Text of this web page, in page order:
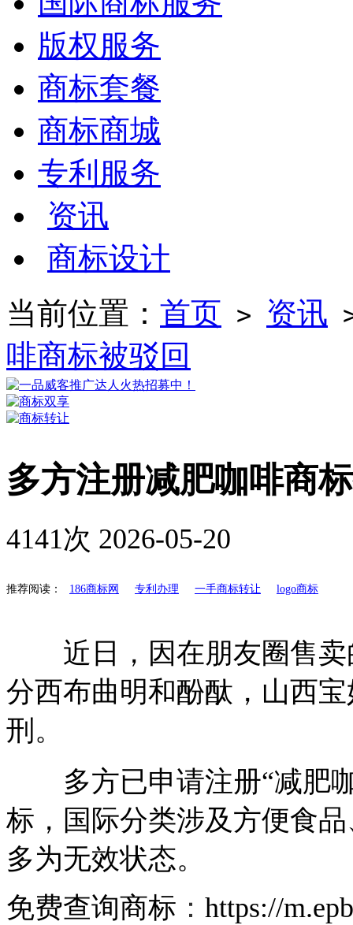
版权服务
商标套餐
商标商城
专利服务
资讯
商标设计
当前位置： 首页 > 资讯
啡商标被驳回
多方注册减肥咖啡商
4141次 2026-05-20
推荐阅读： 186商标网 专利办理 一手商标转让 logo商标
近日，因在朋友圈售卖
分西布曲明和酚酞，山西
刑。
多方已申请注册“减肥咖
标，国际分类涉及方便食
多为无效状态。
免费查询商标 ： https://